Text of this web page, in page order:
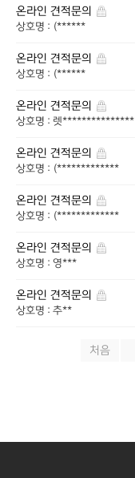
온라인 견적문의
상호명 : (******
온라인 견적문의
상호명 : (******
온라인 견적문의
상호명 : 렛***************
온라인 견적문의
상호명 : (*************
온라인 견적문의
상호명 : (*************
온라인 견적문의
상호명 : 영***
온라인 견적문의
상호명 : 추**
처음